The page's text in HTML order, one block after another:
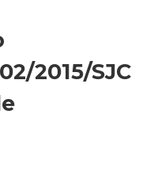
2015/SJC